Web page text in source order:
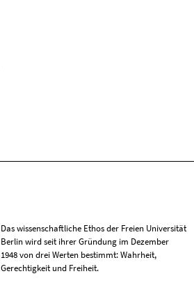
Das wissenschaftliche Ethos der Freien Universität
Berlin wird seit ihrer Gründung im Dezember
1948 von drei Werten bestimmt: Wahrheit,
Gerechtigkeit und Freiheit.